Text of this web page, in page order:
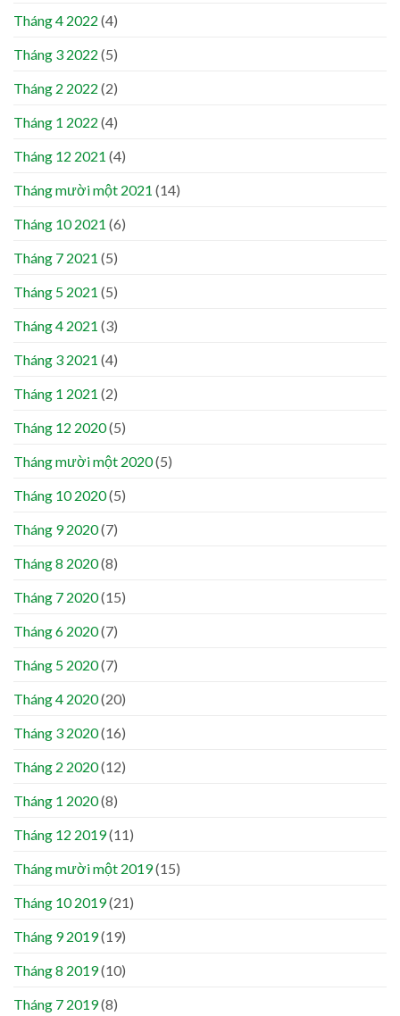
Tháng 4 2022 (4)
Tháng 3 2022 (5)
Tháng 2 2022 (2)
Tháng 1 2022 (4)
Tháng 12 2021 (4)
Tháng mười một 2021 (14)
Tháng 10 2021 (6)
Tháng 7 2021 (5)
Tháng 5 2021 (5)
Tháng 4 2021 (3)
Tháng 3 2021 (4)
Tháng 1 2021 (2)
Tháng 12 2020(5)
Tháng mười một 2020(5)
Tháng 10 2020(5)
Tháng 9 2020(7)
Tháng 8 2020(8)
Tháng 7 2020(15)
Tháng 6 2020(7)
Tháng 5 2020(7)
Tháng 4 2020(20)
Tháng 3 2020(16)
Tháng 2 2020(12)
Tháng 1 2020(8)
Tháng 12 2019(11)
Tháng mười một 2019(15)
Tháng 10 2019(21)
Tháng 9 2019(19)
Tháng 8 2019(10)
Tháng 7 2019(8)